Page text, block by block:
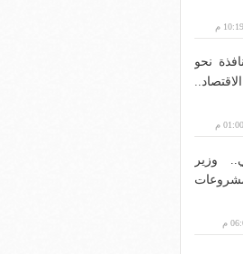
شارع 306 نافذة نحو
وزير